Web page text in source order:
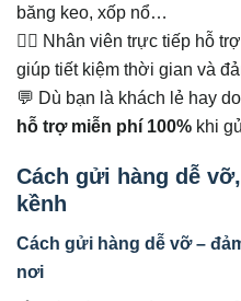
băng keo, xốp nổ…
👷‍♂️ Nhân viên trực tiếp hỗ
giúp tiết kiệm thời gian và
💬 Dù bạn là khách lẻ hay
hỗ trợ miễn phí 100% khi
Cách gửi hàng dễ
kềnh
Cách gửi hàng dễ vỡ –
nơi